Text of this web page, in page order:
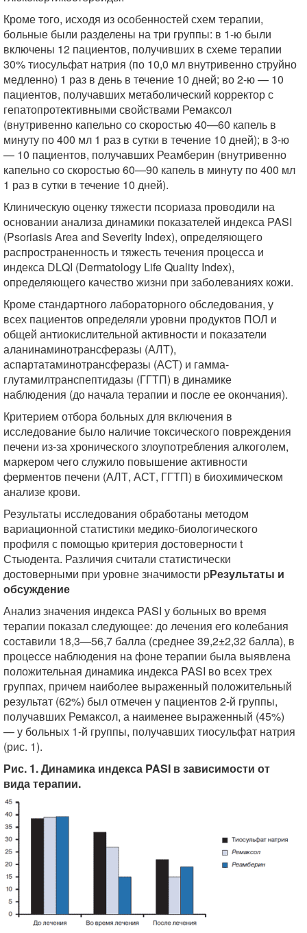
Кроме того, исходя из особенностей схем терапии,
больные были разделены на три группы: в 1-ю были
включены 12 пациентов, получивших в схеме терапии
30% тиосульфат натрия (по 10,0 мл внутривенно струйно
медленно) 1 раз в день в течение 10 дней; во 2-ю — 10
пациентов, получавших метаболический корректор с
гепатопротективными свойствами Ремаксол
(внутривенно капельно со скоростью 40—60 капель в
минуту по 400 мл 1 раз в сутки в течение 10 дней); в 3-ю
— 10 пациентов, получавших Реамберин (внутривенно
капельно со скоростью 60—90 капель в минуту по 400 мл
1 раз в сутки в течение 10 дней).
Клиническую оценку тяжести псориаза проводили на
основании анализа динамики показателей индекса PASI
(Psoriasis Area and Severity Index), определяющего
распространенность и тяжесть течения процесса и
индекса DLQI (Dermatology Life Quality Index),
определяющего качество жизни при заболеваниях кожи.
Кроме стандартного лабораторного обследования, у
всех пациентов определяли уровни продуктов ПОЛ и
общей антиокислительной активности и показатели
аланинаминотрансферазы (АЛТ),
аспартатаминотрансферазы (АСТ) и гамма-
глутамилтранспептидазы (ГГТП) в динамике
наблюдения (до начала терапии и после ее окончания).
Критерием отбора больных для включения в
исследование было наличие токсического повреждения
печени из-за хронического злоупотребления алкоголем,
маркером чего служило повышение активности
ферментов печени (АЛТ, АСТ, ГГТП) в биохимическом
анализе крови.
Результаты исследования обработаны методом
вариационной статистики медико-биологического
профиля с помощью критерия достоверности t
Стьюдента. Различия считали статистически
достоверными при уровне значимости pРезультаты и
обсуждение
Анализ значения индекса PASI у больных во время
терапии показал следующее: до лечения его колебания
составили 18,3—56,7 балла (среднее 39,2±2,32 балла), в
процессе наблюдения на фоне терапии была выявлена
положительная динамика индекса PASI во всех трех
группах, причем наиболее выраженный положительный
результат (62%) был отмечен у пациентов 2-й группы,
получавших Ремаксол, а наименее выраженный (45%)
— у больных 1-й группы, получавших тиосульфат натрия
(рис. 1).
Рис. 1. Динамика индекса PASI в зависимости от
вида терапии.